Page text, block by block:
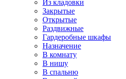
Из кладовки
Закрытые
Открытые
Раздвижные
Гардеробные шкафы
Назначение
В комнату
В нишу
В спальню